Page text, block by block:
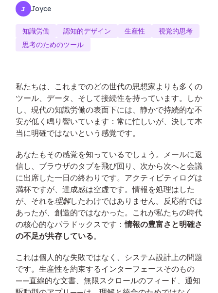
J Joyce
知識労働 認知的デザイン 生産性
視覚的思考
思考のためのツール
私たちは、これまでのどの世代の思想家よりも多くの
ツール、データ、そして接続性を持っています。しか
し、現代の知識労働の表面下には、静かで持続的な不
安が低く鳴り響いています：常に忙しいが、決して本
当に明確ではないという感覚です。
あなたもその感覚を知っているでしょう。メールに返
信し、ブラウザのタブを飛び回り、次から次へと会議
に出席した一日の終わりです。アクティビティログは
満杯ですが、達成感は空虚です。情報を処理はした
が、それを理解したわけではありません。反応的では
あったが、創造的ではなかった。これが私たちの時代
の核心的なパラドックスです：情報の豊富さと明確さ
の不足が共存している。
これは個人的な失敗ではなく、システム設計上の問題
です。生産性を約束するインターフェースそのもの
——直線的な文書、無限スクロールのフィード、通知